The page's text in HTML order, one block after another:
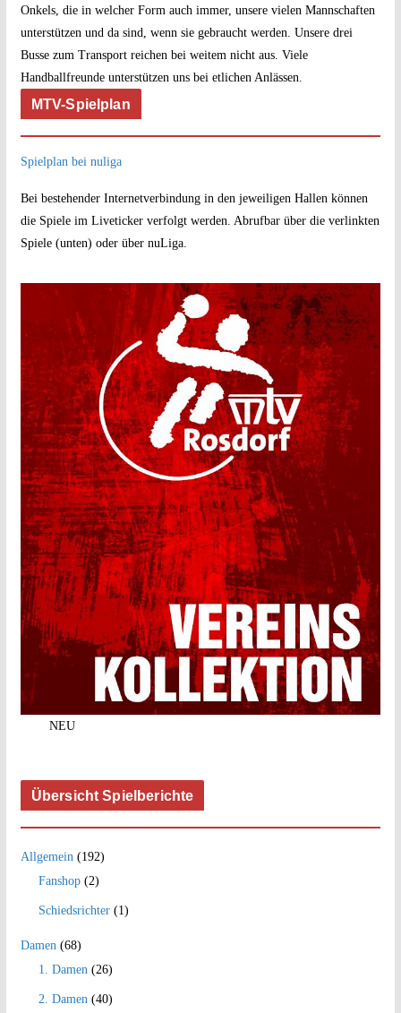
Onkels, die in welcher Form auch immer, unsere vielen Mannschaften
unterstützen und da sind, wenn sie gebraucht werden. Unsere drei
Busse zum Transport reichen bei weitem nicht aus. Viele
Handballfreunde unterstützen uns bei etlichen Anlässen.
MTV-Spielplan
Spielplan bei nuliga
Bei bestehender Internetverbindung in den jeweiligen Hallen können
die Spiele im Liveticker verfolgt werden. Abrufbar über die verlinkten
Spiele (unten) oder über nuLiga.
NEU
Übersicht Spielberichte
Allgemein (192)
Fanshop(2)
Schiedsrichter(1)
Damen (68)
1. Damen (26)
2. Damen (40)